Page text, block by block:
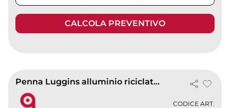
CALCOLA PREVENTIVO
Penna Luggins alluminio riciclato, colori metallici, GRS,
CODICE ART.